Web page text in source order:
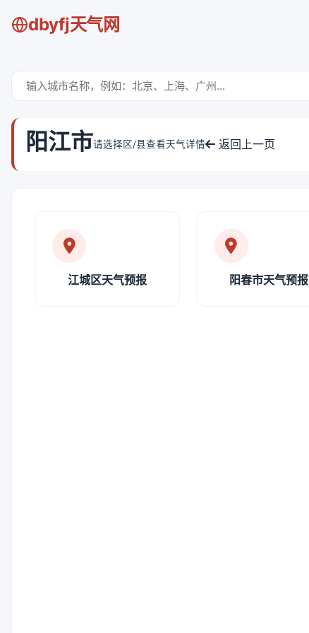
dbyfj天气网
阳江市请选择区/县查看天气详情 返回上一页
江城区天气预报 阳春市天气预报